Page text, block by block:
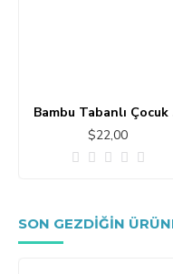
$22,00
SON GEZDIĞIN